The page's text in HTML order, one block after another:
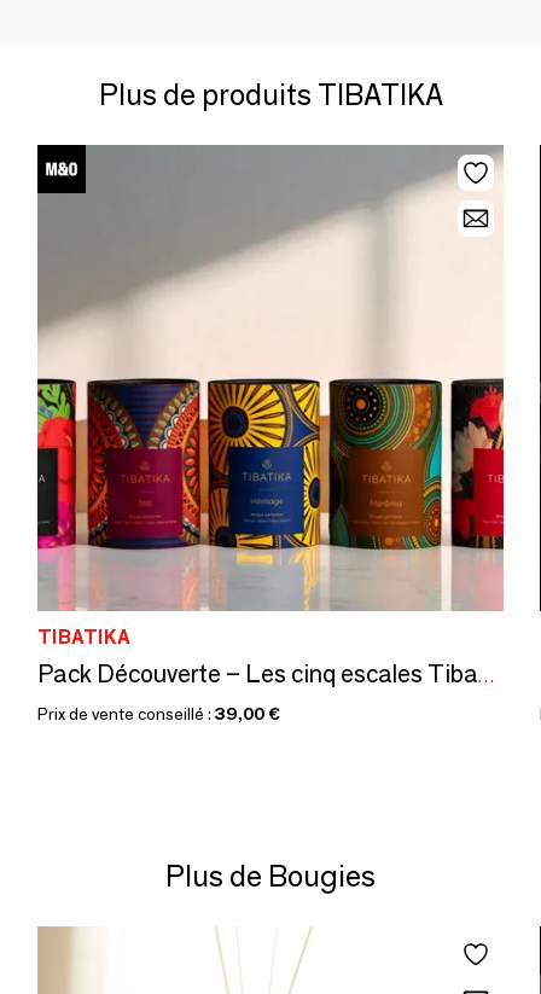
Plus de produits TIBATIKA
TIBATIKA
Pack Découverte – Les cinq escales Tibatika
Prix de vente conseillé : 39,00 €
Plus de Bougies